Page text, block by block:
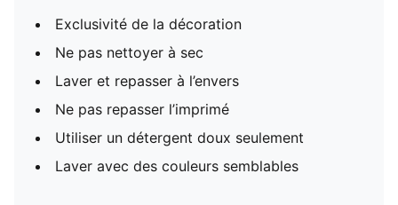
Exclusivité de la décoration
Ne pas nettoyer à sec
Laver et repasser à l’envers
Ne pas repasser l’imprimé
Utiliser un détergent doux seulement
Laver avec des couleurs semblables